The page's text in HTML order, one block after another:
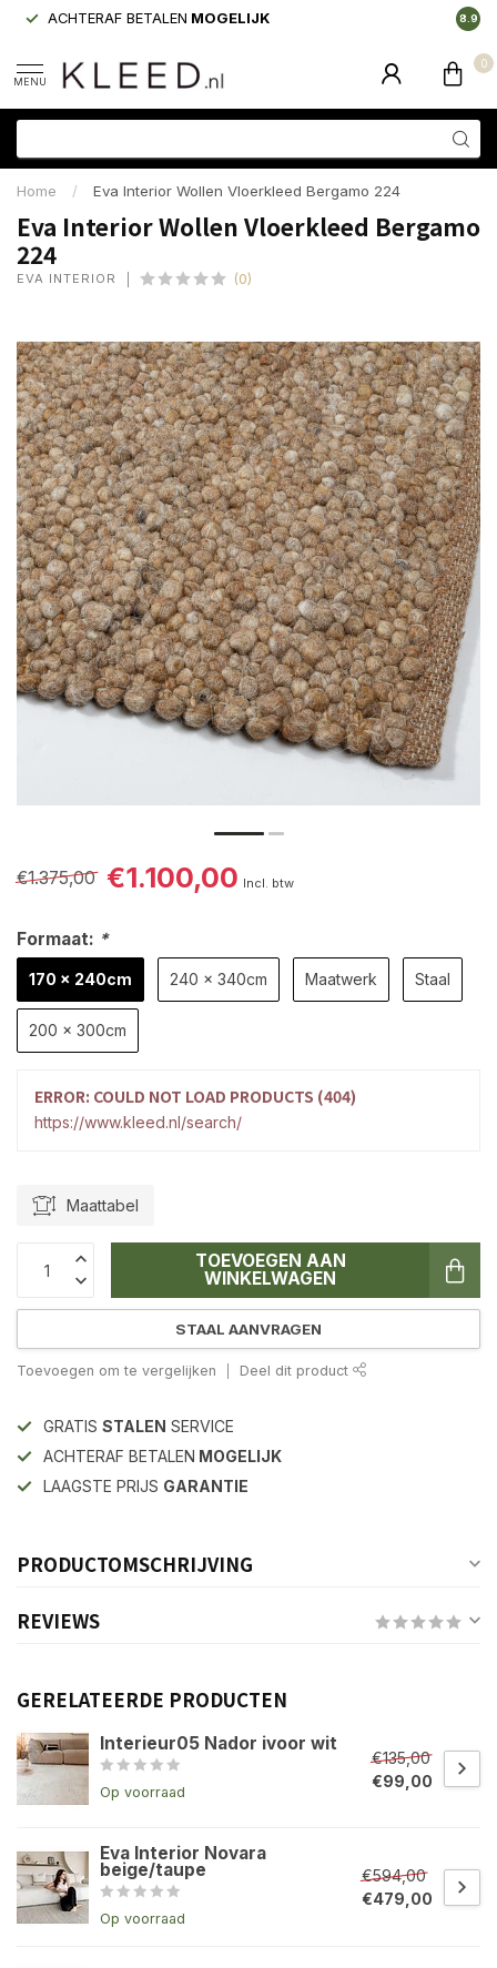
ACHTERAF BETALEN MOGELIJK 8.9
MENU
0
Home / Eva Interior Wollen Vloerkleed Bergamo 224
Eva Interior Wollen Vloerkleed Bergamo
224
EVA INTERIOR (0)
€1.375,00 €1.100,00 Incl. btw
Formaat: *
170 x 240cm 240 x 340cm Maatwerk Staal
200 x 300cm
ERROR: COULD NOT LOAD PRODUCTS (404)
https://www.kleed.nl/search/
Maattabel
TOEVOEGEN AAN
WINKELWAGEN
STAAL AANVRAGEN
Toevoegen om te vergelijken Deel dit product
GRATIS STALEN SERVICE
ACHTERAF BETALEN MOGELIJK
LAAGSTE PRIJS GARANTIE
PRODUCTOMSCHRIJVING
REVIEWS
GERELATEERDE PRODUCTEN
Interieur05 Nador ivoor wit
Op voorraad
€135,00
€99,00
Eva Interior Novara
beige/taupe
Op voorraad
€594,00
€479,00